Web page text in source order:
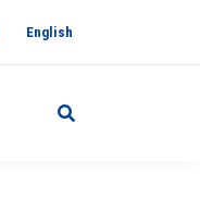
English